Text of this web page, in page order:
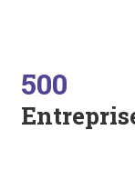
500